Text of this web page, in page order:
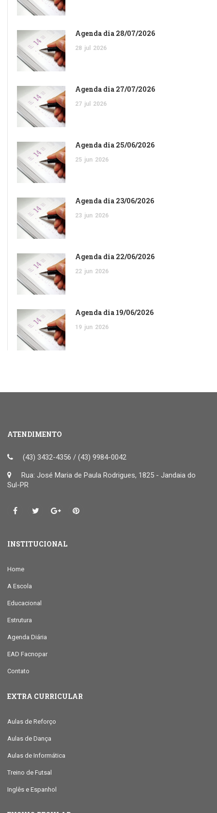
Agenda dia 28/07/2026
28 jul 2026
Agenda dia 27/07/2026
27 jul 2026
Agenda dia 25/06/2026
25 jun 2026
Agenda dia 23/06/2026
23 jun 2026
Agenda dia 22/06/2026
22 jun 2026
Agenda dia 19/06/2026
19 jun 2026
ATENDIMENTO
(43) 3432-4356 / (43) 9984-0042
Rua: José Maria de Paula Rodrigues, 1825 - Jandaia do
Sul-PR
INSTITUCIONAL
Home
A Escola
Educacional
Estrutura
Agenda Diária
EAD Facnopar
Contato
EXTRA CURRICULAR
Aulas de Reforço
Aulas de Dança
Aulas de Informática
Treino de Futsal
Inglês e Espanhol